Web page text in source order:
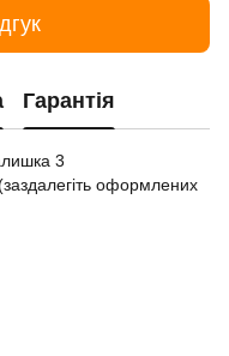
Гарантія
3
оформлених